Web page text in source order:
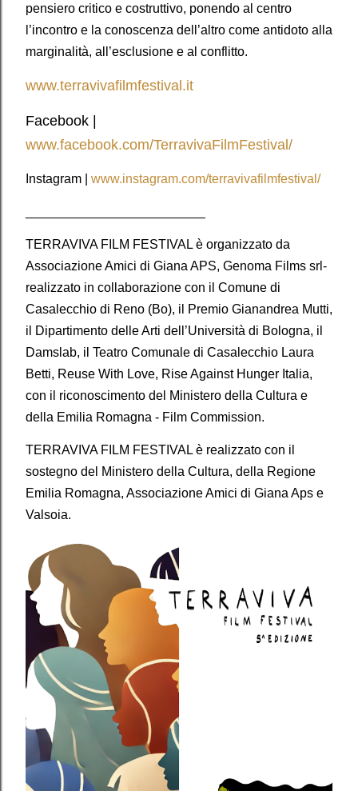
pensiero critico e costruttivo, ponendo al centro
l’incontro e la conoscenza dell’altro come antidoto alla
marginalità, all’esclusione e al conflitto.
www.terravivafilmfestival.it
Facebook |
www.facebook.com/TerravivaFilmFestival/
Instagram | www.instagram.com/terravivafilmfestival/
TERRAVIVA FILM FESTIVAL è organizzato da
Associazione Amici di Giana APS, Genoma Films srl-
realizzato in collaborazione con il Comune di
Casalecchio di Reno (Bo), il Premio Gianandrea Mutti,
il Dipartimento delle Arti dell’Università di Bologna, il
Damslab, il Teatro Comunale di Casalecchio Laura
Betti, Reuse With Love, Rise Against Hunger Italia,
con il riconoscimento del Ministero della Cultura e
della Emilia Romagna - Film Commission.
TERRAVIVA FILM FESTIVAL è realizzato con il
sostegno del Ministero della Cultura, della Regione
Emilia Romagna, Associazione Amici di Giana Aps e
Valsoia.